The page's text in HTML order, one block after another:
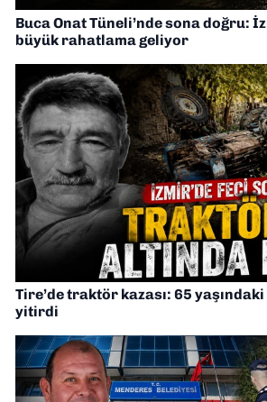
Buca Onat Tüneli’nde sona doğru:
büyük rahatlama geliyor
Tire’de traktör kazası: 65
yitirdi